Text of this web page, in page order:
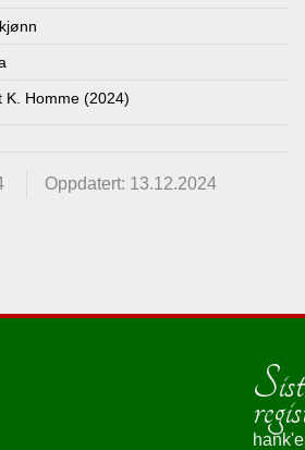
K. Homme (2024)
Oppdatert: 13.12.2024
hank'e